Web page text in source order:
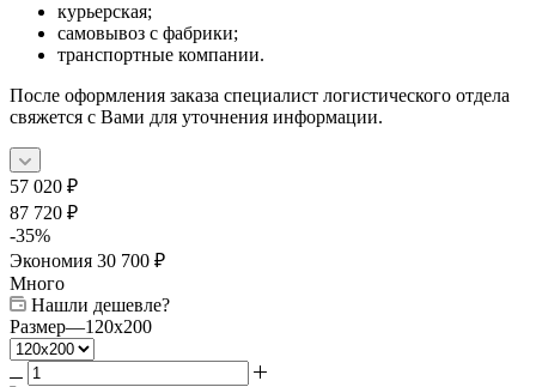
курьерская;
самовывоз с фабрики;
транспортные компании.
После оформления заказа специалист логистического отдела
свяжется с Вами для уточнения информации.
57 020 ₽
87 720 ₽
-35%
Экономия 30 700 ₽
Много
Нашли дешевле?
Размер—120x200